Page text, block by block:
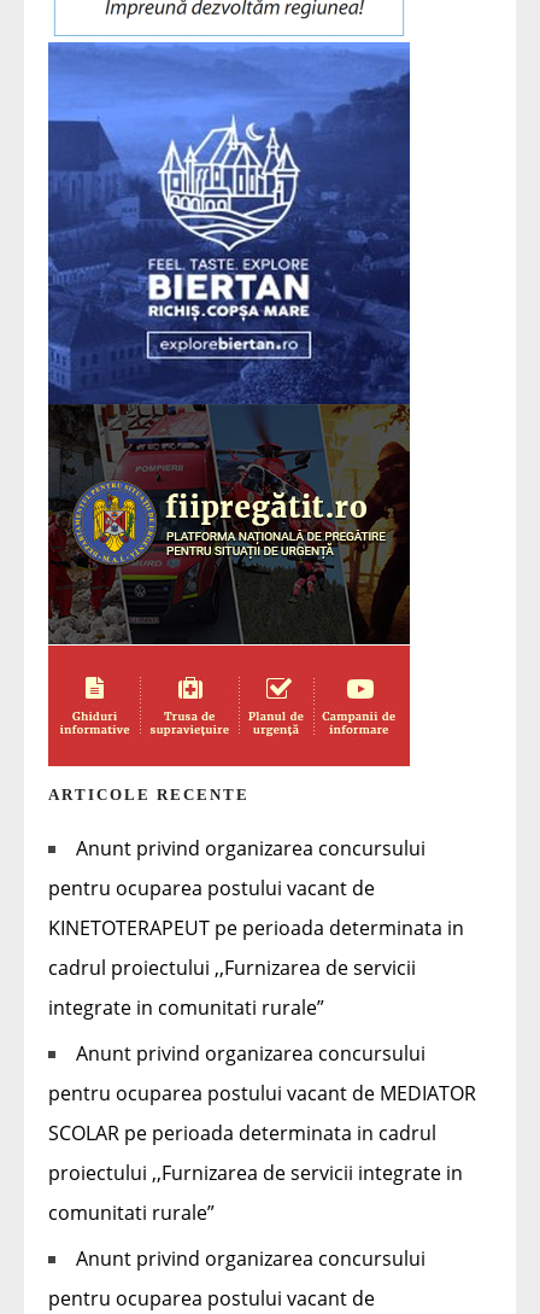
ARTICOLE RECENTE
Anunt privind organizarea concursului
pentru ocuparea postului vacant de
KINETOTERAPEUT pe perioada determinata in
cadrul proiectului ,,Furnizarea de servicii
integrate in comunitati rurale”
Anunt privind organizarea concursului
pentru ocuparea postului vacant de MEDIATOR
SCOLAR pe perioada determinata in cadrul
proiectului ,,Furnizarea de servicii integrate in
comunitati rurale”
Anunt privind organizarea concursului
pentru ocuparea postului vacant de